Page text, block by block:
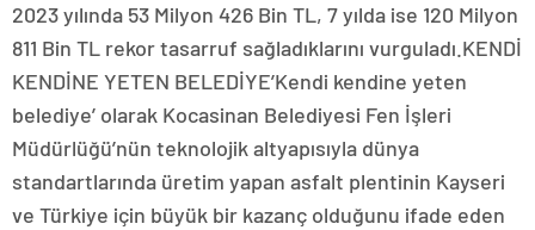
2023 yılında 53 Milyon 426 Bin TL, 7 yılda ise 120 Milyon
811 Bin TL rekor tasarruf sağladıklarını vurguladı.KENDİ
KENDİNE YETEN BELEDİYE’Kendi kendine yeten
belediye’ olarak Kocasinan Belediyesi Fen İşleri
Müdürlüğü’nün teknolojik altyapısıyla dünya
standartlarında üretim yapan asfalt plentinin Kayseri
ve Türkiye için büyük bir kazanç olduğunu ifade eden